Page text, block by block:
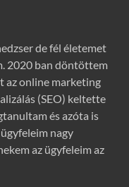
de fél életemet
2020 ban döntöttem
az online marketing
(SEO) keltette
és azóta is
nagy
az ügyfeleim az